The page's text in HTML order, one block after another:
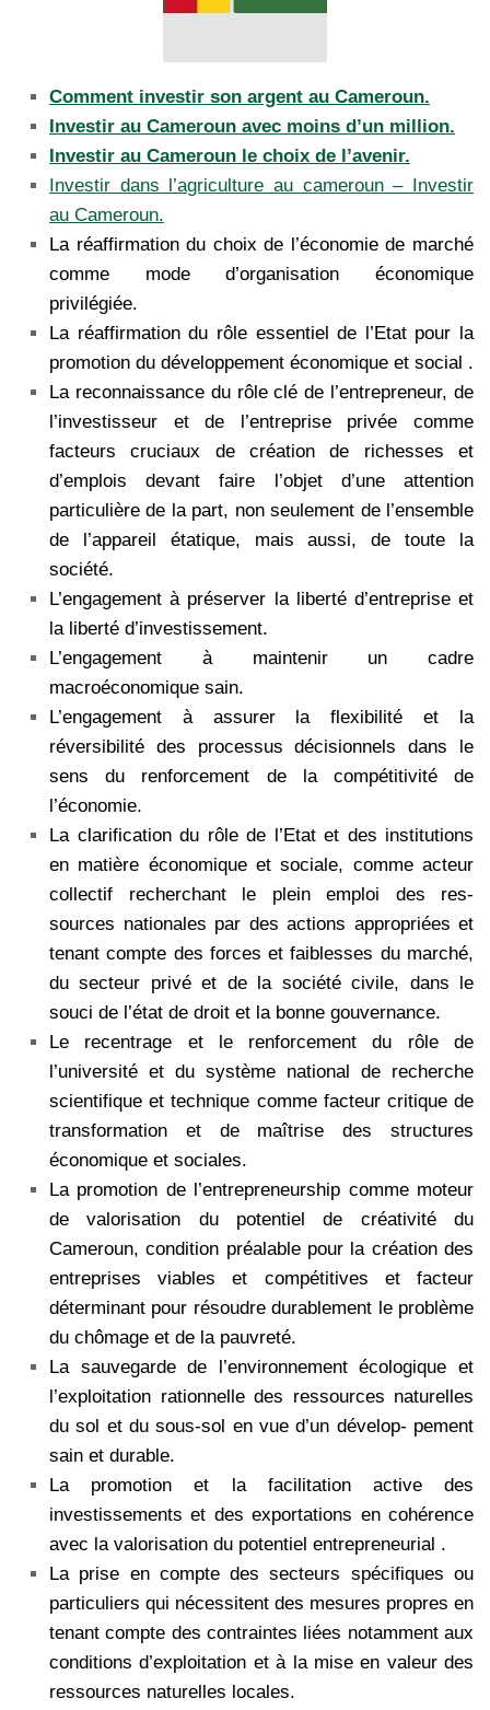
Comment investir son argent au Cameroun.
Investir au Cameroun avec moins d’un million.
Investir au Cameroun le choix de l’avenir.
Investir dans l’agriculture au cameroun – Investir
au Cameroun.
La réaffirmation du choix de l’économie de marché
comme mode d’organisation économique
privilégiée.
La réaffirmation du rôle essentiel de l’Etat pour la
promotion du développement économique et social .
La reconnaissance du rôle clé de l’entrepreneur, de
l’investisseur et de l’entreprise privée comme
facteurs cruciaux de création de richesses et
d’emplois devant faire l’objet d’une attention
particulière de la part, non seulement de l’ensemble
de l’appareil étatique, mais aussi, de toute la
société.
L’engagement à préserver la liberté d’entreprise et
la liberté d’investissement.
L’engagement à maintenir un cadre
macroéconomique sain.
L’engagement à assurer la flexibilité et la
réversibilité des processus décisionnels dans le
sens du renforcement de la compétitivité de
l’économie.
La clarification du rôle de l’Etat et des institutions
en matière économique et sociale, comme acteur
collectif recherchant le plein emploi des res-
sources nationales par des actions appropriées et
tenant compte des forces et faiblesses du marché,
du secteur privé et de la société civile, dans le
souci de l’état de droit et la bonne gouvernance.
Le recentrage et le renforcement du rôle de
l’université et du système national de recherche
scientifique et technique comme facteur critique de
transformation et de maîtrise des structures
économique et sociales.
La promotion de l’entrepreneurship comme moteur
de valorisation du potentiel de créativité du
Cameroun, condition préalable pour la création des
entreprises viables et compétitives et facteur
déterminant pour résoudre durablement le problème
du chômage et de la pauvreté.
La sauvegarde de l’environnement écologique et
l’exploitation rationnelle des ressources naturelles
du sol et du sous-sol en vue d’un dévelop- pement
sain et durable.
La promotion et la facilitation active des
investissements et des exportations en cohérence
avec la valorisation du potentiel entrepreneurial .
La prise en compte des secteurs spécifiques ou
particuliers qui nécessitent des mesures propres en
tenant compte des contraintes liées notamment aux
conditions d’exploitation et à la mise en valeur des
ressources naturelles locales.